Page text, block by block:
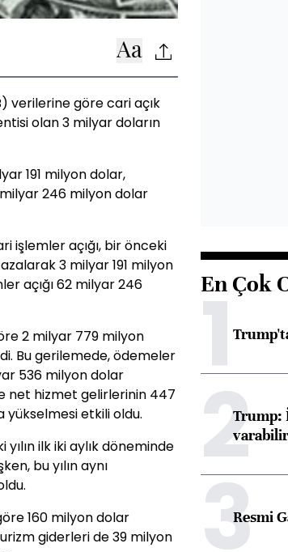
verilerine göre cari açık
olan 3 milyar doların
191 milyon dolar,
milyar 246 milyon dolar
işlemler açığı, bir önceki
3 milyar 191 milyon
açığı 62 milyar 246
2 milyar 779 milyon
Bu gerilemede, ödemeler
536 milyon dolar
net hizmet gelirlerinin 447
etkili oldu.
ilk iki aylık döneminde
bu yılın aynı
160 milyon dolar
giderleri de 39 milyon
En Çok
1
2Trump:
3Resmi